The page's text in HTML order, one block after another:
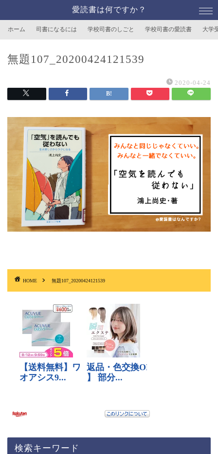
愛読書は何ですか？
ホーム 司書になるには 学校司書のしごと 学校司書の愛読書 大学
無題107_20200424121539
2020-04-24
HOME 無題107_20200424121539
検索キーワード